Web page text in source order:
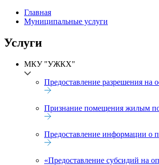
Главная
Муниципальные услуги
Услуги
МКУ "УЖКХ"
Предоставление разрешения на
Признание помещения жилым
Предоставление информации о
«Предоставление субсидий на